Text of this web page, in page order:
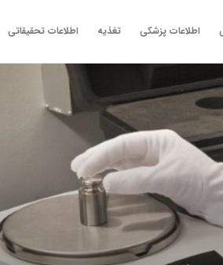
اطلاعات پزشکی تغذیه اطلاعات تحقیقاتی